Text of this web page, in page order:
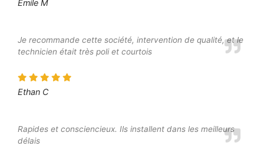
Emile M
Je recommande cette société, intervention de qualité, et le
technicien était très poli et courtois
Ethan C
Rapides et consciencieux. Ils installent dans les meilleurs
délais